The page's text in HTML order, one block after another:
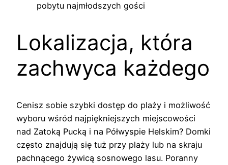
pobytu najmłodszych gości
Lokalizacja, która
zachwyca każdego
Cenisz sobie szybki dostęp do plaży i możliwość
wyboru wśród najpiękniejszych miejscowości
nad Zatoką Pucką i na Półwyspie Helskim? Domki
często znajdują się tuż przy plaży lub na skraju
pachnącego żywicą sosnowego lasu. Poranny